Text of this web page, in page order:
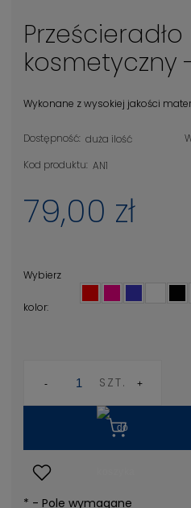
kosmetyczny
Wykonane z wysokiej jakości
Dostępność: duża ilość
Kod produktu: AN1
79,00 zł
Wybierz
kolor:
SZT.
* - Pole wymagane